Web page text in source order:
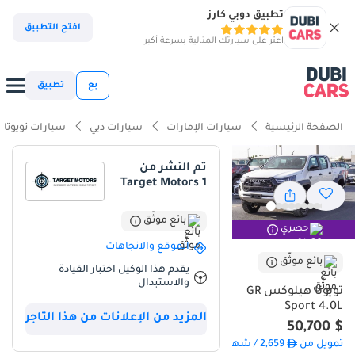
تطبيق دوبي كارز
اعثر على سيارتك المثالية بسرعة أكبر
افتح التطبيق
بع تطبيق
الصفحة الرئيسية سيارات الإمارات سيارات دبي سيارات تويوتا
حصري
بائع موثّق
تويوتا هيلوكس GR
Sport 4.0L
$ 50,700
تمويل من 2,659/ شهر
تم النشر من
Target Motors 1
بائع موثّق
الموقع والاتجاهات
يقدم هذا الوكيل اختبار القيادة
والاستبدال
المزيد من الإعلانات من هذا التاجر
ذكاء دوبي كارز
ذكاء دوبيكارز
مصمم خصيصًا للطرق الوعرة
أقل معدل استهلاك في فئته
تصنيف السلامة 5 نجوم من NCAP
ملخص
تُمثل تويوتا هايلكس GR Sport موديل 2025 قمة فئة شاحنات البيك أب
المفضلة في المنطقة، حيث تجمع بين موثوقية تراثية وأداء عصري.
وباعتبارها موديلًا جديدًا كليًا في أسواق دول مجلس التعاون الخليجي، فهي